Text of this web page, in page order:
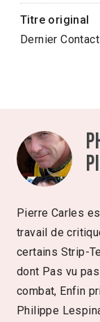
Titre original
Dernier Contact
Pierre Carles
travail de
certains Strip-
dont Pas vu
combat, Enfin
Philippe